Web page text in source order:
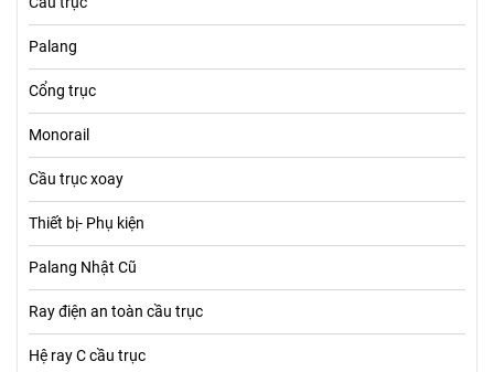
Palang
Cổng trục
Monorail
Cầu trục xoay
Thiết bị- Phụ kiện
Palang Nhật Cũ
Ray điện an toàn cầu trục
Hệ ray C cầu trục